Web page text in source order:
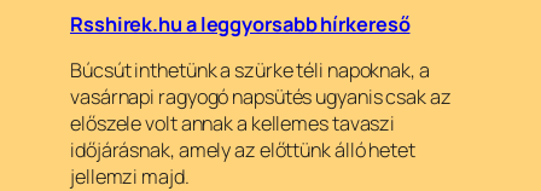
Rsshirek.hu a leggyorsabb hírkereső
Búcsút inthetünk a szürke téli napoknak, a
vasárnapi ragyogó napsütés ugyanis csak az
előszele volt annak a kellemes tavaszi
időjárásnak, amely az előttünk álló hetet
jellemzi majd.